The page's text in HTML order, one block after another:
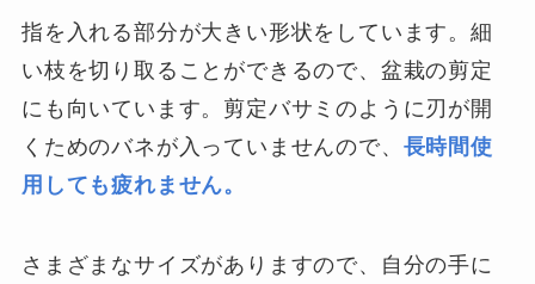
指を入れる部分が大きい形状をしています。細
い枝を切り取ることができるので、盆栽の剪定
にも向いています。剪定バサミのように刃が開
くためのバネが入っていませんので、 長時間使
用しても疲れません。
さまざまなサイズがありますので、自分の手に